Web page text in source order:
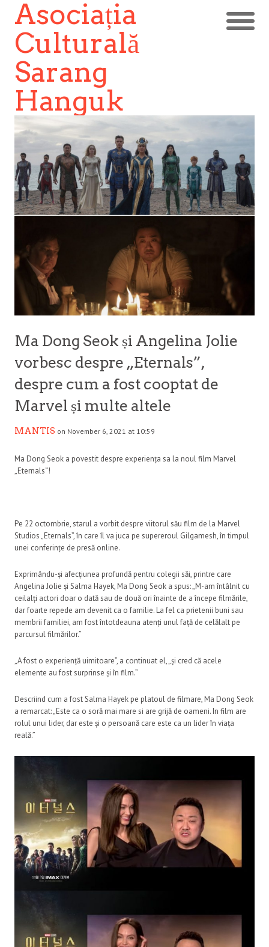
Asociația
Culturală
Sarang
Hanguk
Ma Dong Seok și Angelina Jolie
vorbesc despre „Eternals”,
despre cum a fost cooptat de
Marvel și multe altele
MANTIS on November 6, 2021 at 10:59
Ma Dong Seok a povestit despre experiența sa la noul film Marvel
„Eternals“!
Pe 22 octombrie, starul a vorbit despre viitorul său film de la Marvel
Studios „Eternals”, în care îl va juca pe supereroul Gilgamesh, în timpul
unei conferințe de presă online.
Exprimându-și afecțiunea profundă pentru colegii săi, printre care
Angelina Jolie și Salma Hayek, Ma Dong Seok a spus: „M-am întâlnit cu
ceilalți actori doar o dată sau de două ori înainte de a începe filmările,
dar foarte repede am devenit ca o familie. La fel ca prietenii buni sau
membrii familiei, am fost întotdeauna atenți unul față de celălalt pe
parcursul filmărilor.”
„A fost o experiență uimitoare”, a continuat el, „și cred că acele
elemente au fost surprinse și în film.”
Descriind cum a fost Salma Hayek pe platoul de filmare, Ma Dong Seok
a remarcat: „Este ca o soră mai mare si are grijă de oameni. In film are
rolul unui lider, dar este și o persoană care este ca un lider în viața
reală.”